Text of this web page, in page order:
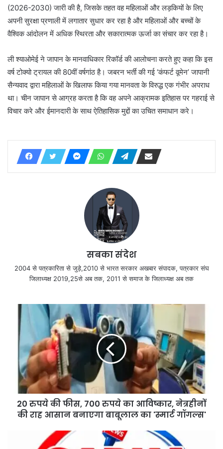
(2026-2030) जारी की है, जिसके तहत वह महिलाओं और लड़कियों के लिए
अपनी सुरक्षा प्रणाली में लगातार सुधार कर रहा है और महिलाओं और बच्चों के
वैश्विक आंदोलन में अधिक स्थिरता और सकारात्मक ऊर्जा का संचार कर रहा है।
ली श्याओमेई ने जापान के मानवाधिकार रिकॉर्ड की आलोचना करते हुए कहा कि इस
वर्ष टोक्यो ट्रायल की 80वीं वर्षगांठ है। जबरन भर्ती की गई ‘कंफर्ट वूमेन’ जापानी
सैन्यवाद द्वारा महिलाओं के खिलाफ किया गया मानवता के विरुद्ध एक गंभीर अपराध
था। चीन जापान से आग्रह करता है कि वह अपने आक्रामक इतिहास पर गहराई से
विचार करे और ईमानदारी के साथ ऐतिहासिक मुद्दों का उचित समाधान करे।
सबका संदेश
2004 से पत्रकारिता से जुड़े,2010 से भारत सरकार अखबार संपादक, पत्रकार संघ
जिलाध्यक्ष 2019,25से अब तक, 2011 से समाज के जिलाध्यक्ष अब तक
20 रुपये की फीस, 700 रुपये का आविष्कार, नेत्रहीनों
की राह आसान बनाएगा बाबूलाल का 'स्मार्ट गॉगल्स'